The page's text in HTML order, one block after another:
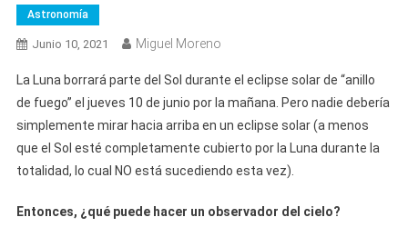
Astronomía
Junio 10, 2021 Miguel Moreno
La Luna borrará parte del Sol durante el eclipse solar de “anillo
de fuego” el jueves 10 de junio por la mañana. Pero nadie debería
simplemente mirar hacia arriba en un eclipse solar (a menos
que el Sol esté completamente cubierto por la Luna durante la
totalidad, lo cual NO está sucediendo esta vez).
Entonces, ¿qué puede hacer un observador del cielo?